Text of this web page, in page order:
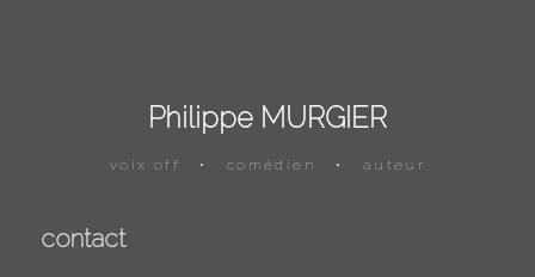
Philippe MURGIER
voix off • comédien • auteur
contact